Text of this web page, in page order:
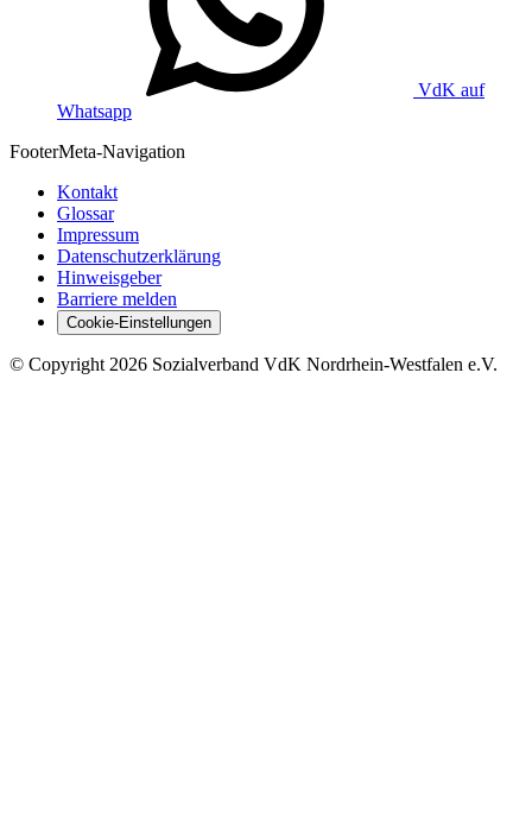
VdK auf
Whatsapp
FooterMeta-Navigation
Kontakt
Glossar
Impressum
Datenschutzerklärung
Hinweisgeber
Barriere melden
Cookie-Einstellungen
© Copyright 2026 Sozialverband VdK Nordrhein-Westfalen e.V.